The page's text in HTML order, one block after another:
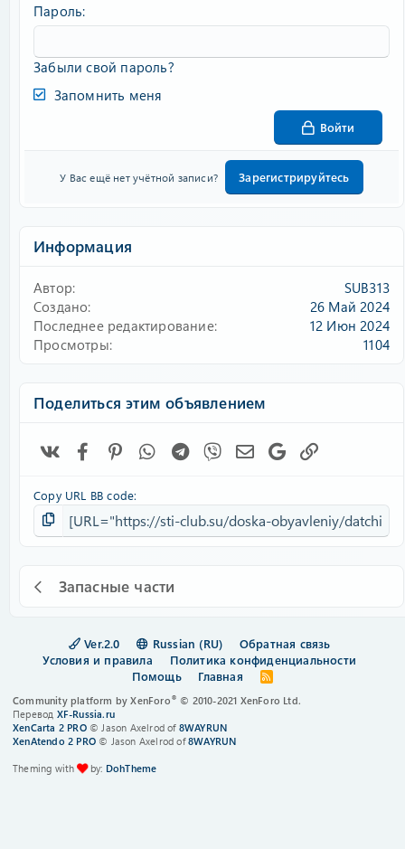
Пароль
Забыли свой пароль?
Запомнить меня
Войти
У Вас ещё нет учётной записи? Зарегистрируйтесь
Информация
Автор
SUB313
Создано
26 Май 2024
Последнее редактирование
12 Июн 2024
Просмотры
1104
Поделиться этим объявлением
FacebookPinterestWhatsAppTelegram
Viber Электронная почта
Google
Copy URL BB code
Запасные части
Ver.2.0 Russian (RU)
Обратная связь
Условия и правила
Политика конфиденциальности
Помощь
Главная
R
S
Community platform by XenForo® © 2010-2021 XenForo Ltd.
Перевод XF-Russia.ru
XenCarta 2 PRO© Jason Axelrod of 8WAYRUN
XenAtendo 2 PRO © Jason Axelrod of8WAYRUN
Theming with
by: DohTheme